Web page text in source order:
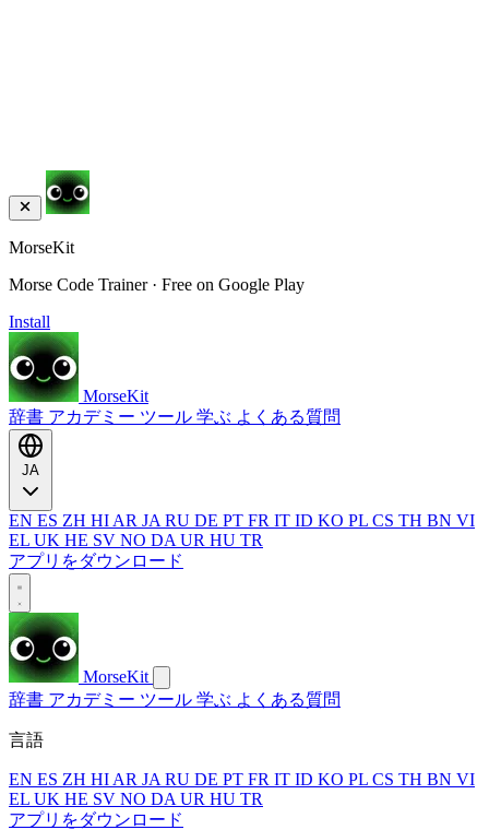
MorseKit
Morse Code Trainer · Free on Google Play
Install
MorseKit
辞書 アカデミー ツール 学ぶ よくある質問
EN ES ZH HI AR JA RU DE PT FR IT ID KO PL CS TH BN VI
EL UK HE SV NO DA UR HU TR
アプリをダウンロード
MorseKit
辞書 アカデミー ツール 学ぶ よくある質問
言語
EN ES ZH HI AR JA RU DE PT FR IT ID KO PL CS TH BN VI
EL UK HE SV NO DA UR HU TR
アプリをダウンロード